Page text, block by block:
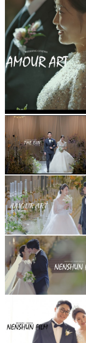
아모르아트웨딩컨
대표2인촬영
(프리미엄추가상
더빈웨딩컨벤션
가드니아홀(대표촬
아모르아트웨딩
아모르홀
아모르아트웨딩컨
아모르홀1인3캠
청주 더빈웨딩컨벤
가드니아홀(대표촬